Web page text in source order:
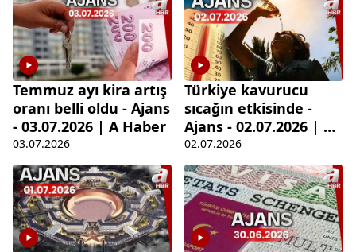
Temmuz ayı kira artış
oranı belli oldu - Ajans
- 03.07.2026 | A Haber
03.07.2026
Türkiye kavurucu
sıcağın etkisinde -
Ajans - 02.07.2026 | A
Haber
02.07.2026